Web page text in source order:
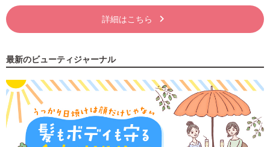
詳細はこちら keyboard_arrow_right
最新のビューティジャーナル